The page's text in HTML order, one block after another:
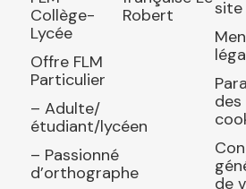
Collège-
Lycée
Offre FLM
Particulier
– Adulte/
étudiant/lycéen
– Passionné
d’orthographe
Robert
site
des
de